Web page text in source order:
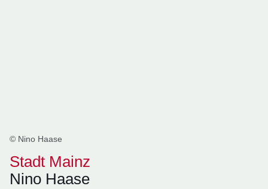
© Nino Haase
Stadt Mainz
Nino Haase